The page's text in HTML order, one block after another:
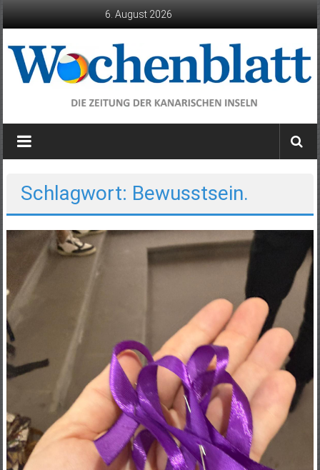
6. August 2026
Wochenblatt
die
Kanarischen
Inseln
Schlagwort: Bewusstsein.